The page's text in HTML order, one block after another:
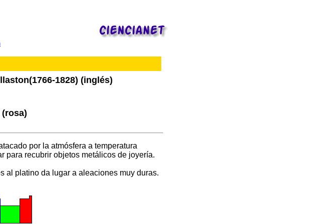
1828) (inglés)
(rosa)
por la atmósfera a temperatura
para recubrir objetos metálicos de joyería.
al platino da lugar a aleaciones muy duras.